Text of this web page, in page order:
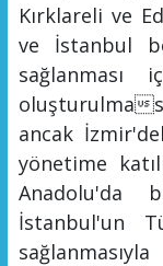
Kırklareli ve
ve İstanbul
sağlanması
oluşturulma
ancak
yönetime
Anadolu'da
İstanbul'un